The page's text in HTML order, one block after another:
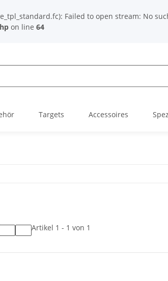
Failed to open stream: No
on line 64
Targets Accessoires
Artikel 1 - 1 von 1